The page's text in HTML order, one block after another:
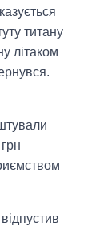
титану
літаком